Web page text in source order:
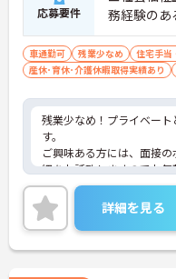
応募要件
務経験のあ
車通勤可 残業少なめ 住宅手当
産休･育休･介護休暇取得実績あり
残業少なめ！プライベー
す。
ご興味ある方には、面接
細をお話致しますのでお
詳細を見る